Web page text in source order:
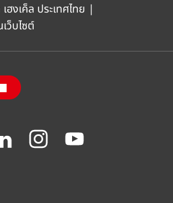
ฮงเค็ล ประเทศไทย |
ว็บไซต์
Join
on
Join
us
on